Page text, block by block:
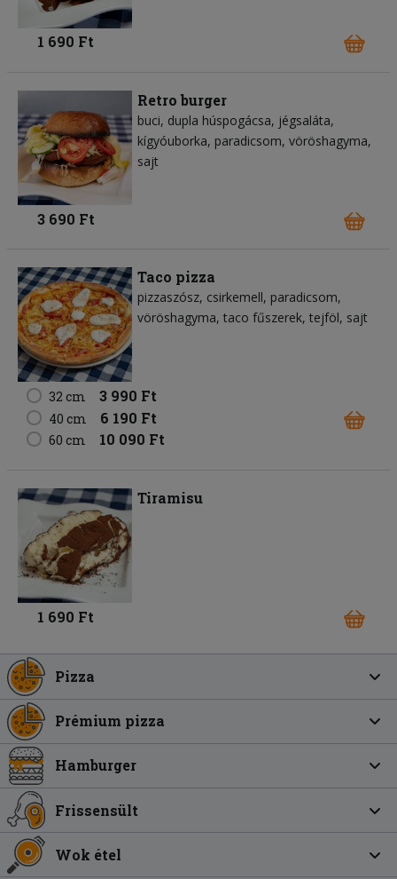
1 690 Ft
Retro burger
buci dupla húspogácsa jégsaláta
kígyóuborka paradicsom vöröshagyma
sajt
3 690 Ft
Taco pizza
pizzaszósz csirkemell paradicsom
vöröshagyma taco fűszerek tejföl sajt
32 cm 3 990 Ft
40 cm 6 190 Ft
60 cm 10 090 Ft
Tiramisu
1 690 Ft
Pizza
Prémium pizza
Hamburger
Frissensült
Wok étel